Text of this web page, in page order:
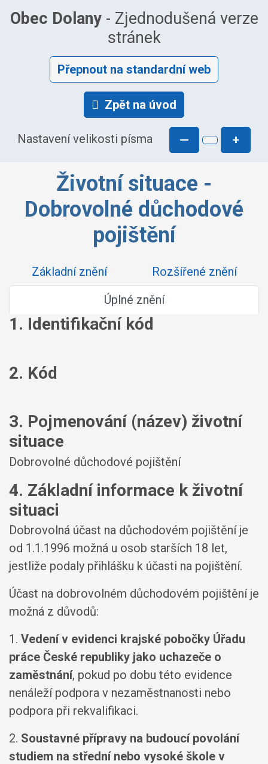
Obec Dolany- Zjednodušená verze
stránek
Přepnout na standardní web
Zpět na úvod
Nastavení velikosti písma — +
Životní situace -
Dobrovolné důchodové
pojištění
Základní znění
Rozšířené znění
Úplné znění
1. Identifikační kód
2. Kód
3. Pojmenování (název) životní
situace
Dobrovolné důchodové pojištění
4. Základní informace k životní
situaci
Dobrovolná účast na důchodovém pojištění je
od 1.1.1996 možná u osob starších 18 let,
jestliže podaly přihlášku k účasti na pojištění.
Účast na dobrovolném důchodovém pojištění je
možná z důvodů:
1. Vedení v evidenci krajské pobočky Úřadu
práce České republiky jako uchazeče o
zaměstnání, pokud po dobu této evidence
nenáleží podpora v nezaměstnanosti nebo
podpora při rekvalifikaci.
2. Soustavné přípravy na budoucí povolání
studiem na střední nebo vysoké škole v